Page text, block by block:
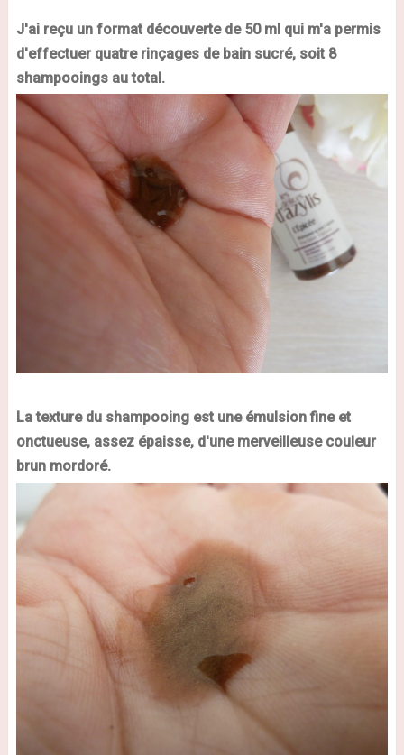
J'ai reçu un format découverte de 50 ml qui m'a permis
d'effectuer quatre rinçages de bain sucré, soit 8
shampooings au total.
La texture du shampooing est une émulsion fine et
onctueuse, assez épaisse, d'une merveilleuse couleur
brun mordoré.